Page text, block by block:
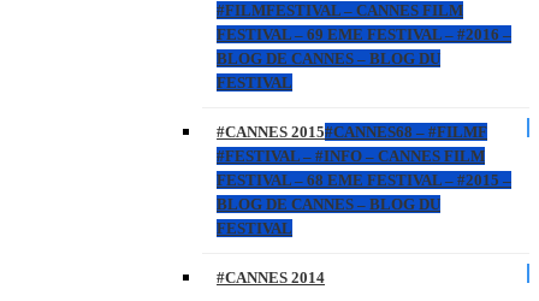
#FILMFESTIVAL – CANNES FILM
FESTIVAL – 69 EME FESTIVAL – #2016 –
BLOG DE CANNES – BLOG DU
FESTIVAL
#CANNES 2015#CANNES68 – #FILMF
#FESTIVAL – #INFO – CANNES FILM
FESTIVAL – 68 EME FESTIVAL – #2015 –
BLOG DE CANNES – BLOG DU
FESTIVAL
#CANNES 2014